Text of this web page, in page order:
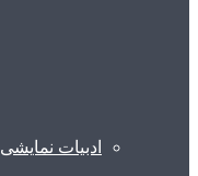
ادبیات نمایشی